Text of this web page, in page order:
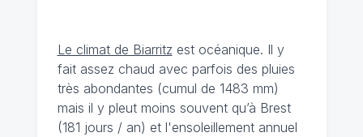
Le climat de Biarritz est océanique. Il y
fait assez chaud avec parfois des pluies
très abondantes (cumul de 1483 mm)
mais il y pleut moins souvent qu’à Brest
(181 jours / an) et l'ensoleillement annuel